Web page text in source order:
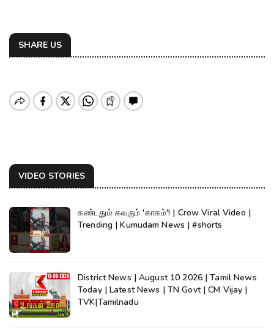
SHARE US
VIDEO STORIES
கண்டதும் கவரும் 'காகம்'! | Crow Viral Video |
Trending | Kumudam News | #shorts
District News | August 10 2026 | Tamil News
Today | Latest News | TN Govt | CM Vijay |
TVK|Tamilnadu